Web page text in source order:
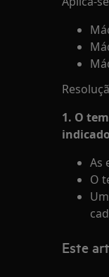
1. O
As
O
Este